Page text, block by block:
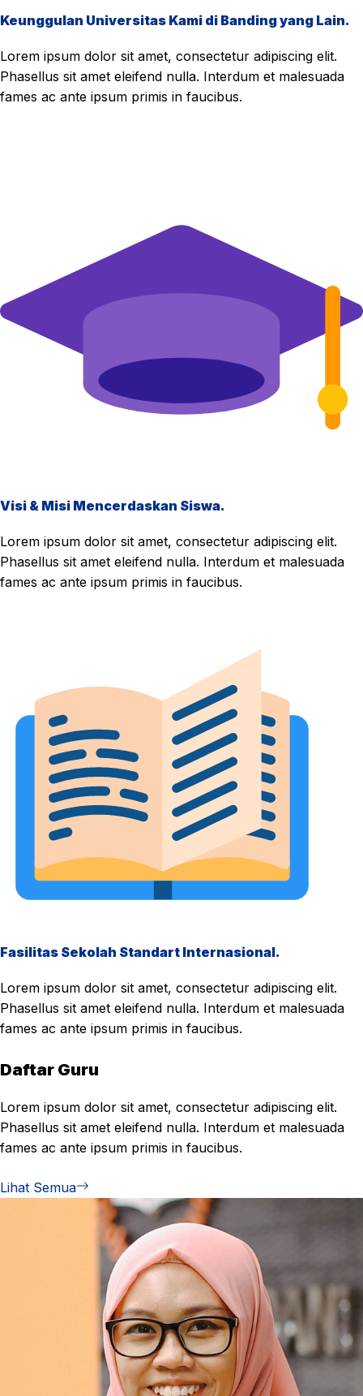
Keunggulan Universitas Kami di Banding yang Lain.
Lorem ipsum dolor sit amet, consectetur adipiscing elit.
Phasellus sit amet eleifend nulla. Interdum et malesuada
fames ac ante ipsum primis in faucibus.
Visi & Misi Mencerdaskan Siswa.
Lorem ipsum dolor sit amet, consectetur adipiscing elit.
Phasellus sit amet eleifend nulla. Interdum et malesuada
fames ac ante ipsum primis in faucibus.
Fasilitas Sekolah Standart Internasional.
Lorem ipsum dolor sit amet, consectetur adipiscing elit.
Phasellus sit amet eleifend nulla. Interdum et malesuada
fames ac ante ipsum primis in faucibus.
Daftar Guru
Lorem ipsum dolor sit amet, consectetur adipiscing elit.
Phasellus sit amet eleifend nulla. Interdum et malesuada
fames ac ante ipsum primis in faucibus.
Lihat Semua